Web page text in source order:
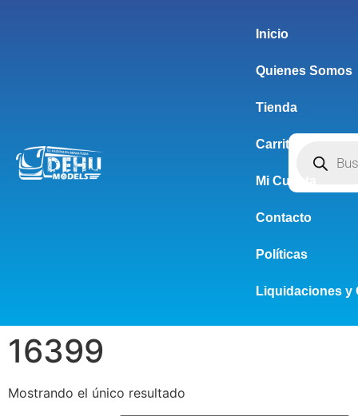
Inicio
Quienes Somos
Tienda
Carrito
Mi Cuenta
Contacto
Políticas
Liquidaciones y
16399
Mostrando el único resultado